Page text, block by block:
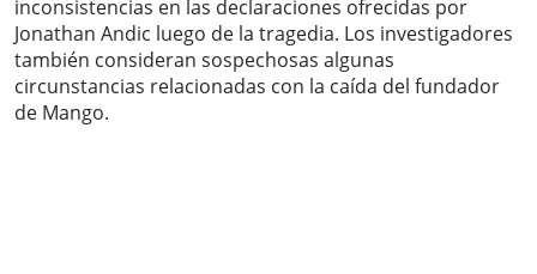
inconsistencias en las declaraciones ofrecidas por
Jonathan Andic luego de la tragedia. Los investigadores
también consideran sospechosas algunas
circunstancias relacionadas con la caída del fundador
de Mango.